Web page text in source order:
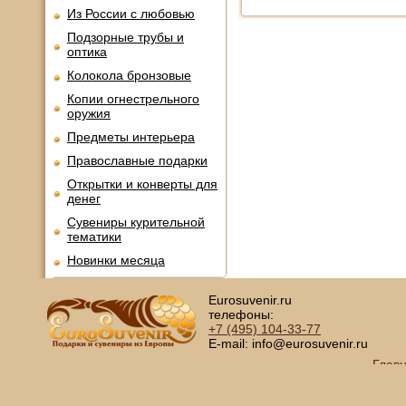
Из России с любовью
Подзорные трубы и
оптика
Колокола бронзовые
Копии огнестрельного
оружия
Предметы интерьера
Православные подарки
Открытки и конверты для
денег
Сувениры курительной
тематики
Новинки месяца
Eurosuvenir.ru
телефоны:
+7 (495) 104-33-77
E-mail: info@eurosuvenir.ru